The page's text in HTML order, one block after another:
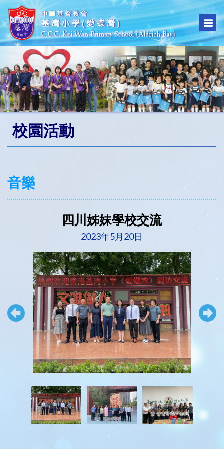
校園活動
音樂
四川姊妹學校交流
2023年5月20日